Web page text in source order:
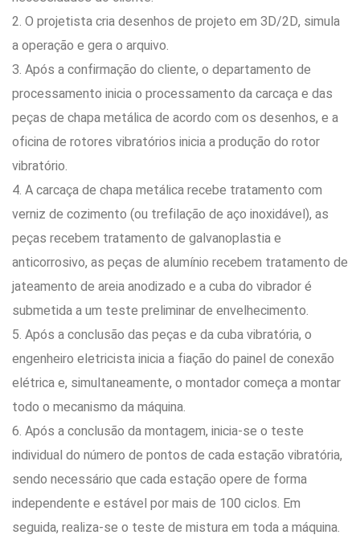
2. O projetista cria desenhos de projeto em 3D/2D, simula
a operação e gera o arquivo.
3. Após a confirmação do cliente, o departamento de
processamento inicia o processamento da carcaça e das
peças de chapa metálica de acordo com os desenhos, e a
oficina de rotores vibratórios inicia a produção do rotor
vibratório.
4. A carcaça de chapa metálica recebe tratamento com
verniz de cozimento (ou trefilação de aço inoxidável), as
peças recebem tratamento de galvanoplastia e
anticorrosivo, as peças de alumínio recebem tratamento de
jateamento de areia anodizado e a cuba do vibrador é
submetida a um teste preliminar de envelhecimento.
5. Após a conclusão das peças e da cuba vibratória, o
engenheiro eletricista inicia a fiação do painel de conexão
elétrica e, simultaneamente, o montador começa a montar
todo o mecanismo da máquina.
6. Após a conclusão da montagem, inicia-se o teste
individual do número de pontos de cada estação vibratória,
sendo necessário que cada estação opere de forma
independente e estável por mais de 100 ciclos. Em
seguida, realiza-se o teste de mistura em toda a máquina.